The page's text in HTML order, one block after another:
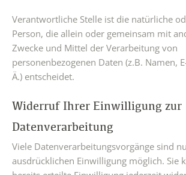
Verantwortliche Stelle ist die natürliche
Person, die allein oder gemeinsam mit
Zwecke und Mittel der Verarbeitung von
personenbezogenen Daten (z.B. Namen,
Ä.) entscheidet.
Widerruf Ihrer Einwilligung zur
Datenverarbeitung
Viele Datenverarbeitungsvorgänge sind
ausdrücklichen Einwilligung möglich. Sie